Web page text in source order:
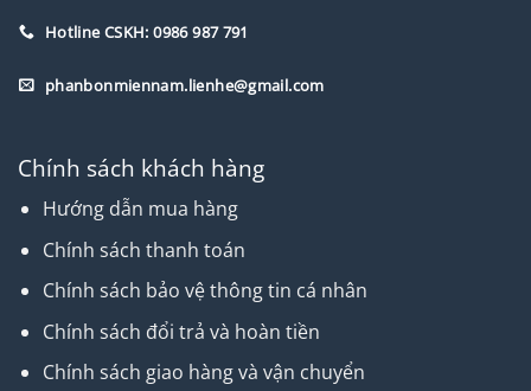
Hotline CSKH: 0986 987 791
phanbonmiennam.lienhe@gmail.com
Chính sách khách hàng
Hướng dẫn mua hàng
Chính sách thanh toán
Chính sách bảo vệ thông tin cá nhân
Chính sách đổi trả và hoàn tiền
Chính sách giao hàng và vận chuyển